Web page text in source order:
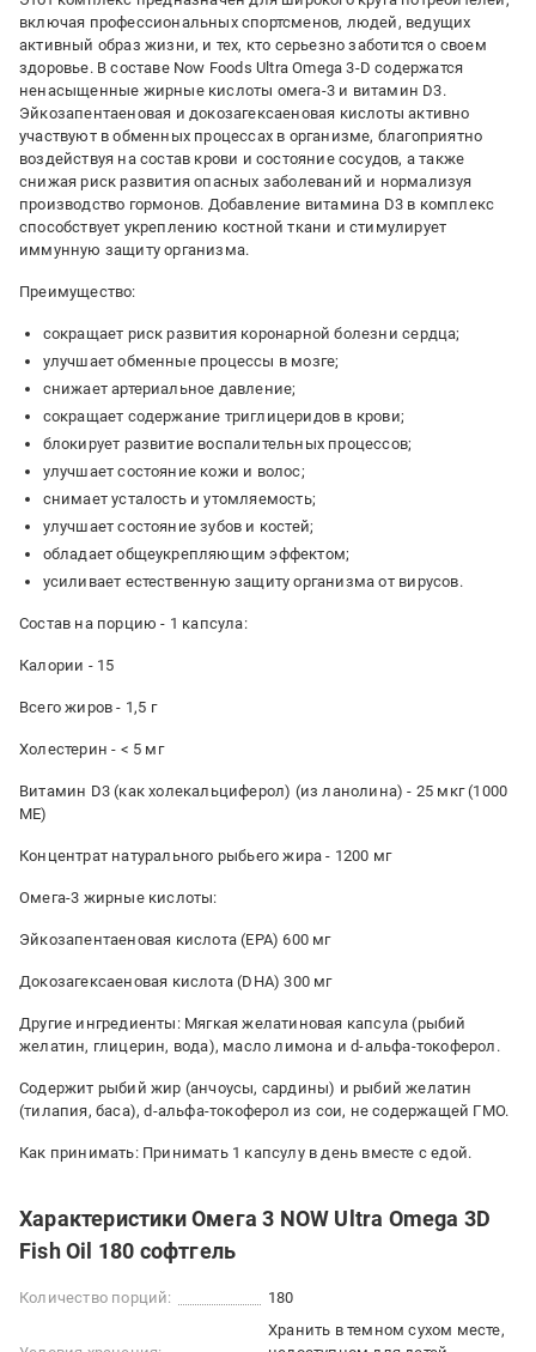
включая профессиональных спортсменов, людей, ведущих
активный образ жизни, и тех, кто серьезно заботится о своем
здоровье. В составе Now Foods Ultra Omega 3-D содержатся
ненасыщенные жирные кислоты омега-3 и витамин D3.
Эйкозапентаеновая и докозагексаеновая кислоты активно
участвуют в обменных процессах в организме, благоприятно
воздействуя на состав крови и состояние сосудов, а также
снижая риск развития опасных заболеваний и нормализуя
производство гормонов. Добавление витамина D3 в комплекс
способствует укреплению костной ткани и стимулирует
иммунную защиту организма.
Преимущество:
сокращает риск развития коронарной болезни сердца;
улучшает обменные процессы в мозге;
снижает артериальное давление;
сокращает содержание триглицеридов в крови;
блокирует развитие воспалительных процессов;
улучшает состояние кожи и волос;
снимает усталость и утомляемость;
улучшает состояние зубов и костей;
обладает общеукрепляющим эффектом;
усиливает естественную защиту организма от вирусов.
Состав на порцию - 1 капсула:
Калории - 15
Всего жиров - 1,5 г
Холестерин - < 5 мг
Витамин D3 (как холекальциферол) (из ланолина) - 25 мкг (1000
МЕ)
Концентрат натурального рыбьего жира - 1200 мг
Омега-3 жирные кислоты:
Эйкозапентаеновая кислота (EPA) 600 мг
Докозагексаеновая кислота (DHA) 300 мг
Другие ингредиенты: Мягкая желатиновая капсула (рыбий
желатин, глицерин, вода), масло лимона и d-альфа-токоферол.
Содержит рыбий жир (анчоусы, сардины) и рыбий желатин
(тилапия, баса), d-альфа-токоферол из сои, не содержащей ГМО.
Как принимать: Принимать 1 капсулу в день вместе с едой.
Характеристики Омега 3 NOW Ultra Omega 3D
Fish Oil 180 софтгель
Количество порций: 180
Хранить в темном сухом месте,